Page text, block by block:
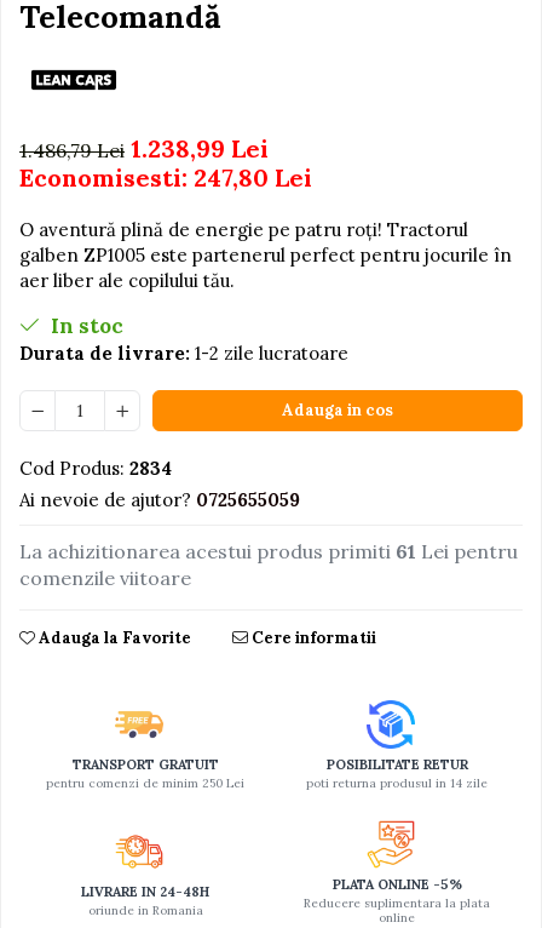
Jucarii de baie
Seturi de frumusete
Interactive, educative si
muzicale
Ateliere si unelte
Blocuri de constructie
Covorase de dans
Creative
De plus
Electrocasnice si bucatarii
Fotolii gonflabile
Jocuri de indemanare
Jocuri sportive
Jucarii educative din lemn
Muzica si instrumente
Proiectoare
Set Avioane si submarine
Seturi de rufe
Ingrijire cosmetica mamici
Perioada Alaptarii
Perioada Sarcinii
Sisteme De Purtare
Telecomandă
1.486,79 Lei 1.238,99 Lei
Economisesti: 247,80 Lei
O aventură plină de energie pe patru roți! Tractorul
galben ZP1005 este partenerul perfect pentru jocurile în
aer liber ale copilului tău.
In stoc
Durata de livrare: 1-2 zile lucratoare
Adauga in cos
Cod Produs: 2834
Ai nevoie de ajutor? 0725655059
La achizitionarea acestui produs primiti 61 Lei pentru
comenzile viitoare
Adauga la Favorite Cere informatii
TRANSPORT GRATUIT
pentru comenzi de minim 250 Lei
POSIBILITATE RETUR
poti returna produsul in 14 zile
LIVRARE IN 24-48H
oriunde in Romania
PLATA ONLINE -5%
Reducere suplimentara la plata
online